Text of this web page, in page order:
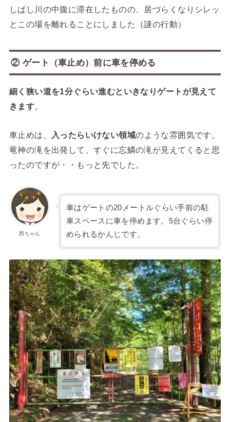
しばし川の中腹に滞在したものの、居づらくなりシレッ
とこの場を離れることにしました（謎の行動）
② ゲート（車止め）前に車を停める
細く狭い道を1分ぐらい進むといきなりゲートが見えて
きます。
車止めは、 入ったらいけない領域のような雰囲気です。
竜神の滝を出発して、すぐに忘鱗の滝が見えてくると思
ったのですが・・もっと先でした。
西ちゃん
車はゲートの20メートルぐらい手前の駐
車スペースに車を停めます。5台ぐらい停
められるかんじです。